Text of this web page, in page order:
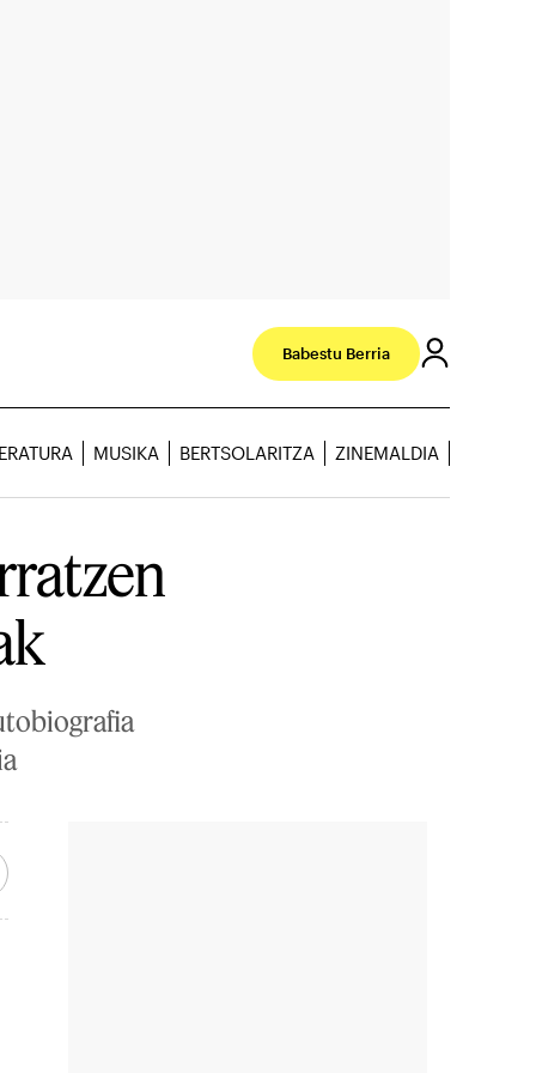
Babestu Berria
MUSIKA BERTSOLARITZA ZINEMALDIA